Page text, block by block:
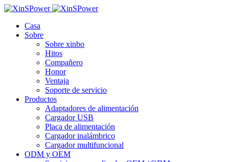
Casa
Sobre
Sobre xinbo
Hitos
Compañero
Honor
Ventaja
Soporte de servicio
Productos
Adaptadores de alimentación
Cargador USB
Placa de alimentación
Cargador inalámbrico
Cargador multifuncional
ODM y OEM